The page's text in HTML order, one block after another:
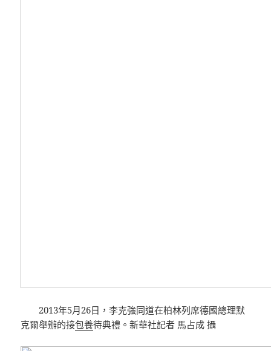
2013年5月26日，李克強同道在柏林列席德國總理默
克爾舉辦的接包養待典禮。新華社記者 馬占成 攝